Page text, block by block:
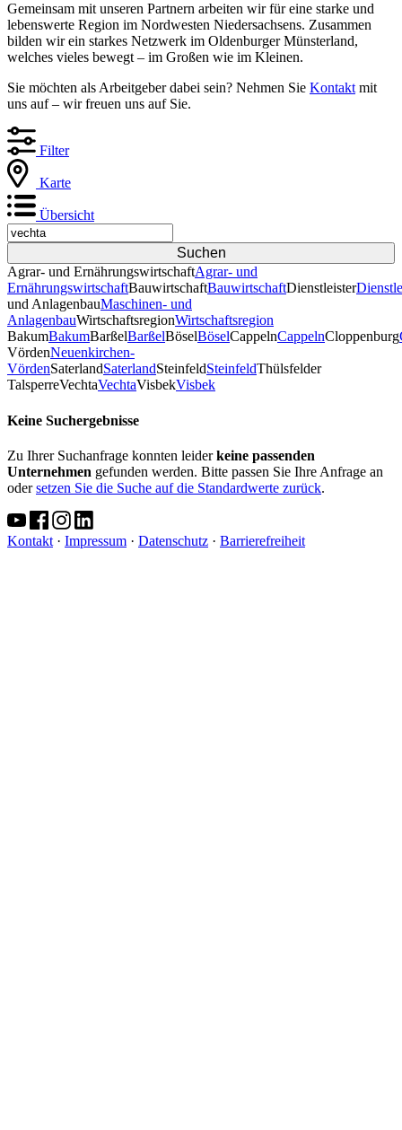
Gemeinsam mit unseren Partnern arbeiten wir für eine starke und
lebenswerte Region im Nordwesten Niedersachsens. Zusammen
bilden wir ein starkes Netzwerk im Oldenburger Münsterland,
welches vieles bewegt – im Großen wie im Kleinen.
Sie möchten als Arbeitgeber dabei sein? Nehmen Sie Kontakt mit
uns auf – wir freuen uns auf Sie.
Filter
Karte
Übersicht
Agrar- und ErnährungswirtschaftAgrar- und
ErnährungswirtschaftBauwirtschaftBauwirtschaftDienstleister
und AnlagenbauMaschinen- und
AnlagenbauWirtschaftsregionWirtschaftsregion
BakumBakumBarßelBarßelBöselBöselCappelnCappelnCloppenburg
VördenNeuenkirchen-
VördenSaterlandSaterlandSteinfeldSteinfeldThülsfelder
TalsperreVechtaVechtaVisbekVisbek
Keine Suchergebnisse
Zu Ihrer Suchanfrage konnten leiderkeine passenden
Unternehmen gefunden werden. Bitte passen Sie Ihre Anfrage an
odersetzen Sie die Suche auf die Standardwerte zurück.
Kontakt · Impressum · Datenschutz · Barrierefreiheit